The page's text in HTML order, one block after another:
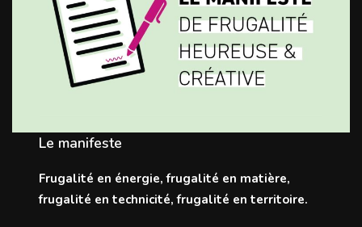
Le manifeste
Frugalité en énergie, frugalité en matière,
frugalité en technicité, frugalité en territoire.